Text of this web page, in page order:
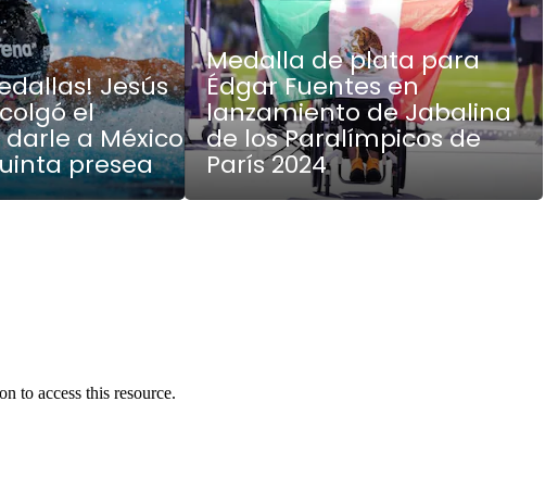
Jesús
el
a México
presea
Medalla de plata para
Édgar Fuentes en
lanzamiento de Jabalina
de los Paralímpicos de
París 2024